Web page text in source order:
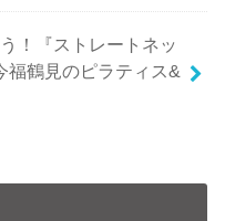
！『ストレートネッ
福鶴見のピラティス&